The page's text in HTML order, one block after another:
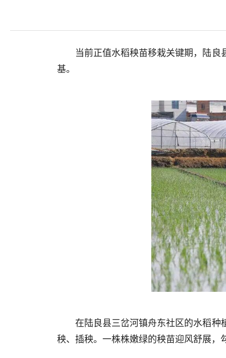
当前正值水稻秧苗移栽关键期，陆
基。
在陆良县三岔河镇舟东社区的水稻种
秧、插秧。一株株嫩绿的秧苗迎风舒展，